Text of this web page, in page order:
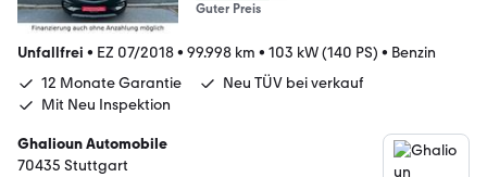
Guter Preis
Unfallfrei • EZ 07/2018• 99.998 km • 103 kW (140 PS) • Benzin
12 Monate Garantie
Neu TÜV bei verkauf
Mit Neu Inspektion
Ghalioun Automobile
70435 Stuttgart